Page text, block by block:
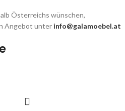
Österreichs wünschen,
Angebot unter info@galamoebel.at